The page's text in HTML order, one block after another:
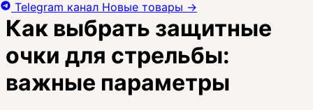
Как выбрать защитные
очки для стрельбы:
важные параметры
Telegram канал Новые товары →